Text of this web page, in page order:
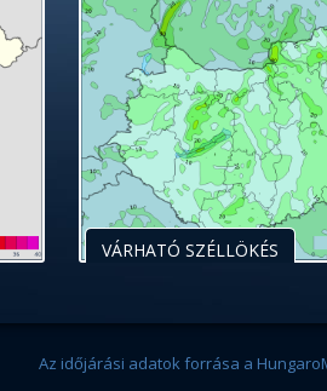
VÁRHATÓ SZÉLLÖKÉS
Az időjárási adatok forrása a